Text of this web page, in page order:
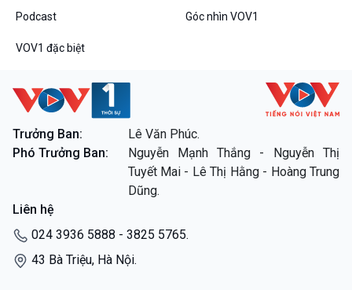
Các chương trình đặc biệt
Podcast Góc nhìn VOV1
VOV1 đặc biệt
Trưởng Ban:
Lê Văn Phúc.
Phó Trưởng Ban:
Nguyễn Mạnh Thắng - Nguyễn Thị
Tuyết Mai - Lê Thị Hằng - Hoàng Trung
Dũng.
Liên hệ
024 3936 5888 - 3825 5765.
43 Bà Triệu, Hà Nội.